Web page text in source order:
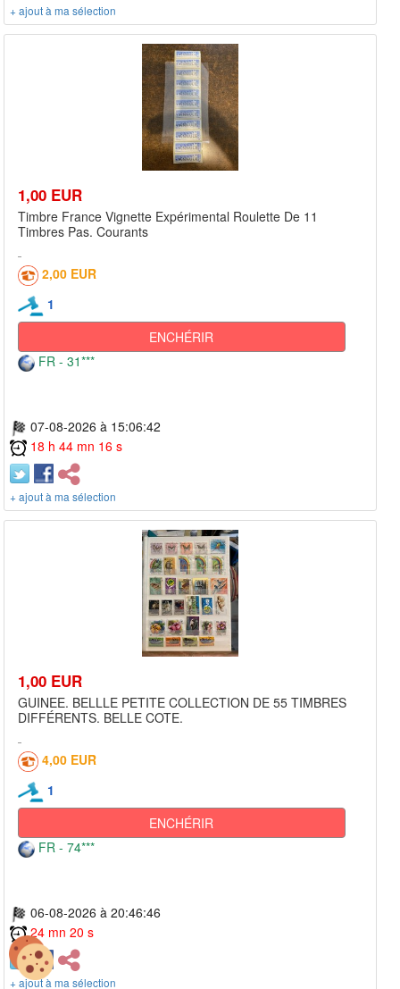
+ ajout à ma sélection
1,00 EUR
Timbre France Vignette Expérimental Roulette De 11
Timbres Pas. Courants
2,00 EUR
1
ENCHÉRIR
FR - 31***
07-08-2026 à 15:06:42
18 h 44 mn 16 s
+ ajout à ma sélection
1,00 EUR
GUINEE. BELLLE PETITE COLLECTION DE 55 TIMBRES
DIFFÉRENTS. BELLE COTE.
4,00 EUR
1
ENCHÉRIR
FR - 74***
06-08-2026 à 20:46:46
24 mn 20 s
+ ajout à ma sélection